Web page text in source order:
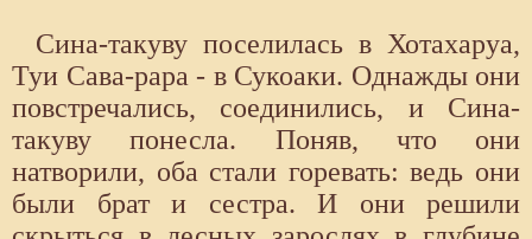
Сина-такуву поселилась в Хотахаруа,
Туи Сава-рара - в Сукоаки. Однажды они
повстречались, соединились, и Сина-
такуву понесла. Поняв, что они
натворили, оба стали горевать: ведь они
были брат и сестра. И они решили